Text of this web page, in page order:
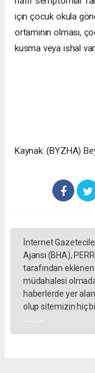
için çocuk okula
ortamının olması,
kusma veya ishal
Kaynak: (BYZHA)
İnternet
Ajansı (BHA),
tarafından
müdahalesi
haberlerde yer
olup sitemizin hiç